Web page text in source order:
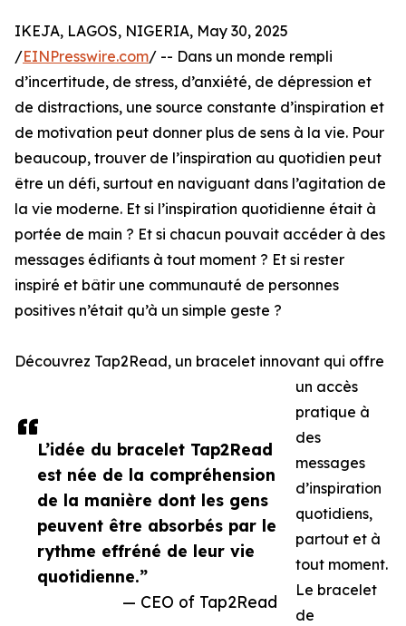
L’idée du bracelet Tap2Read
est née de la compréhension
de la manière dont les gens
peuvent être absorbés par le
rythme effréné de leur vie
quotidienne.”
— CEO of Tap2Read
IKEJA, LAGOS, NIGERIA, May 30, 2025
/EINPresswire.com/ -- Dans un monde rempli
d’incertitude, de stress, d’anxiété, de dépression et
de distractions, une source constante d’inspiration et
de motivation peut donner plus de sens à la vie. Pour
beaucoup, trouver de l’inspiration au quotidien peut
être un défi, surtout en naviguant dans l’agitation de
la vie moderne. Et si l’inspiration quotidienne était à
portée de main ? Et si chacun pouvait accéder à des
messages édifiants à tout moment ? Et si rester
inspiré et bâtir une communauté de personnes
positives n’était qu’à un simple geste ?
Découvrez Tap2Read, un bracelet innovant qui offre
un accès
pratique à
des
messages
d’inspiration
quotidiens,
partout et à
tout moment.
Le bracelet
de